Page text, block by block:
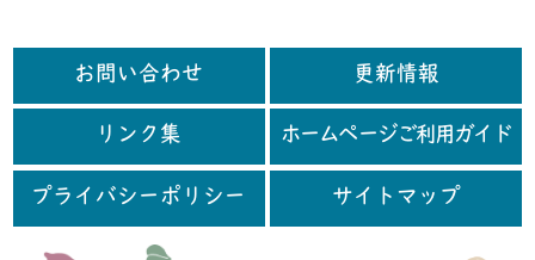
お問い合わせ 更新情報
リンク集 ホームページご利用ガイド
プライバシーポリシー サイトマップ